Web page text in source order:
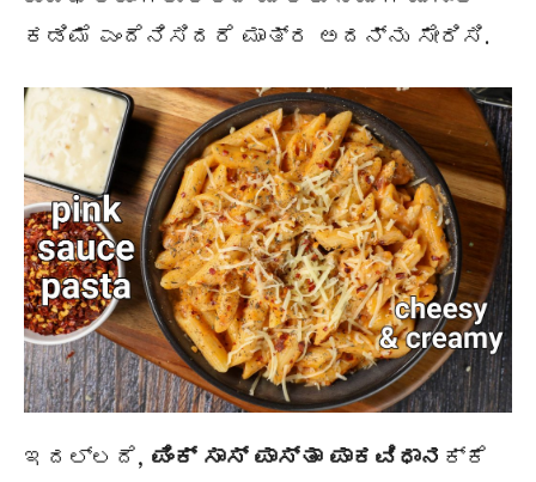
ಕಡಿಮೆ ಎಂದೆನಿಸಿದರೆ ಮಾತ್ರ ಅದನ್ನು ಸೇರಿಸಿ.
ಇದಲ್ಲದೆ, ಪಿಂಕ್ ಸಾಸ್ ಪಾಸ್ತಾ ಪಾಕವಿಧಾನ ಕ್ಕೆ